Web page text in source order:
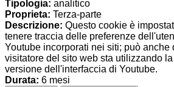
Tipologia: analitico
Proprieta: Terza-parte
Descrizione: Questo cookie è
tenere traccia delle preferenze
Youtube incorporati nei siti; può anche
visitatore del sito web sta utilizzando
versione dell'interfaccia di Youtube.
Durata: 6 mesi